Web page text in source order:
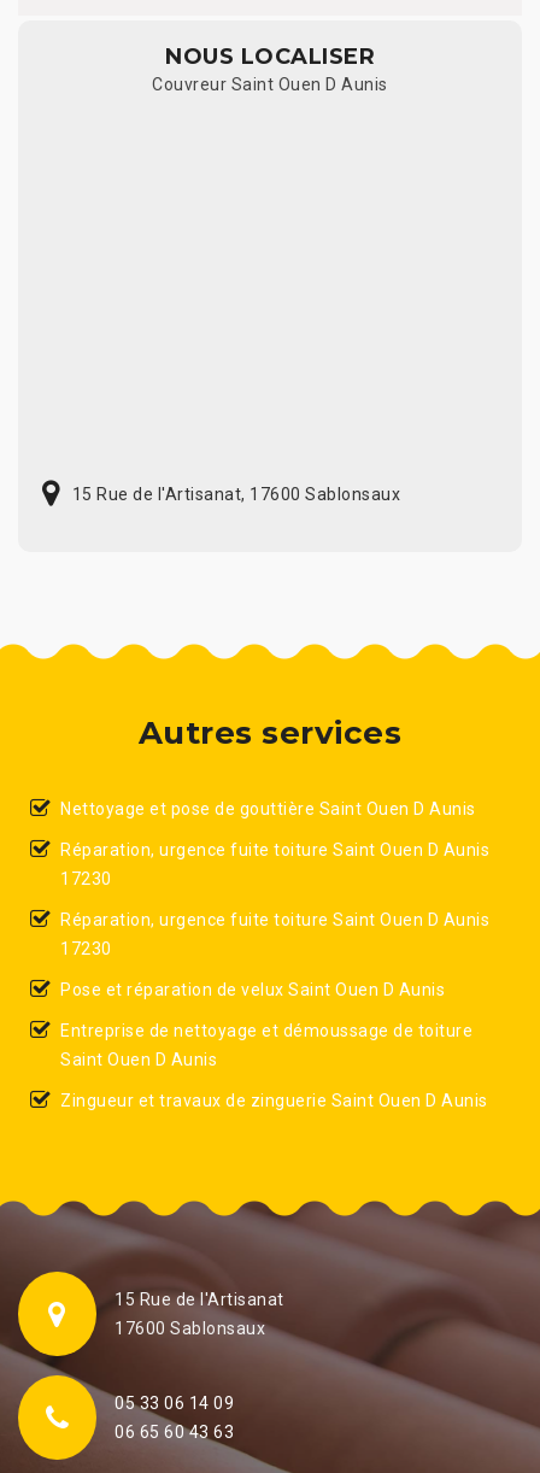
NOUS LOCALISER
Couvreur Saint Ouen D Aunis
15 Rue de l'Artisanat, 17600 Sablonsaux
Autres services
Nettoyage et pose de gouttière Saint Ouen D Aunis
Réparation, urgence fuite toiture Saint Ouen D Aunis
17230
Réparation, urgence fuite toiture Saint Ouen D Aunis
17230
Pose et réparation de velux Saint Ouen D Aunis
Entreprise de nettoyage et démoussage de toiture
Saint Ouen D Aunis
Zingueur et travaux de zinguerie Saint Ouen D Aunis
15 Rue de l'Artisanat
17600 Sablonsaux
05 33 06 14 09
06 65 60 43 63